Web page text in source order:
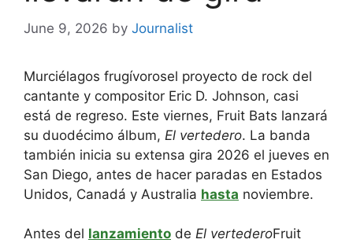
June 9, 2026 by Journalist
Murciélagos frugívorosel proyecto de rock del
cantante y compositor Eric D. Johnson, casi
está de regreso. Este viernes, Fruit Bats lanzará
su duodécimo álbum, El vertedero. La banda
también inicia su extensa gira 2026 el jueves en
San Diego, antes de hacer paradas en Estados
Unidos, Canadá y Australia hasta noviembre.
Antes del lanzamiento de El vertederoFruit